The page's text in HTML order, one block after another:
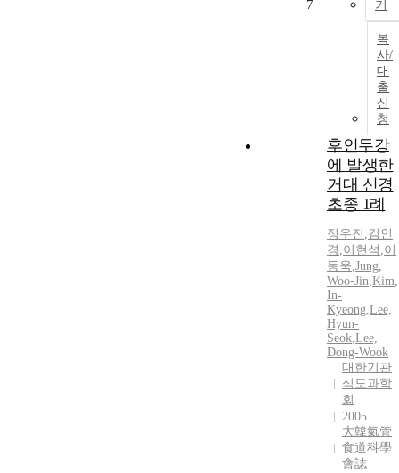
기
복
사/
대
출
신
청
7
후인두강
에 발생한
거대 신경
초종 1례
정우진 ,김인
경 ,이현석 ,이
동욱,Jung,
Woo-Jin,Kim,
In-
Kyeong,Lee,
Hyun-
Seok,Lee,
Dong-Wook
대한기관
식도과학
회
2005
大韓氣管
食道科學
會誌